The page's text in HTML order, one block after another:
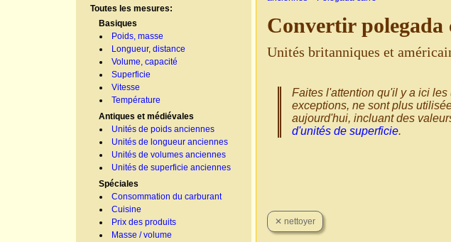
Toutes les mesures:
Basiques
Poids, masse
Longueur, distance
Volume, capacité
Superficie
Vitesse
Température
Antiques et médiévales
Unités de poids anciennes
Unités de longueur anciennes
Unités de volumes anciennes
Unités de superficie anciennes
Spéciales
Consommation du carburant
Cuisine
Prix des produits
Masse / volume
Convertir polegada
Unités britanniques et
Faites l'attention qu'il y a ici
exceptions, ne sont plus
aujourd'hui, incluant des
d'unités de superficie.